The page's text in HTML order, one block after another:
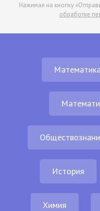
Нажимая на кнопку
обработке
История
Химия